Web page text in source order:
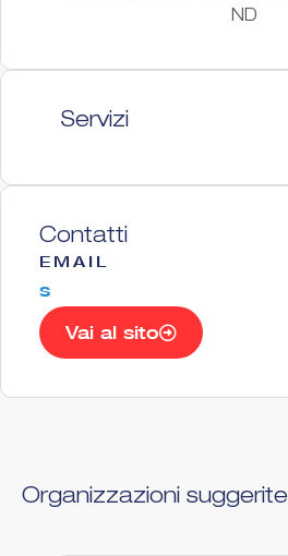
ND
Servizi
Contatti
EMAIL
s
Vai al sito
Organizzazioni suggerite